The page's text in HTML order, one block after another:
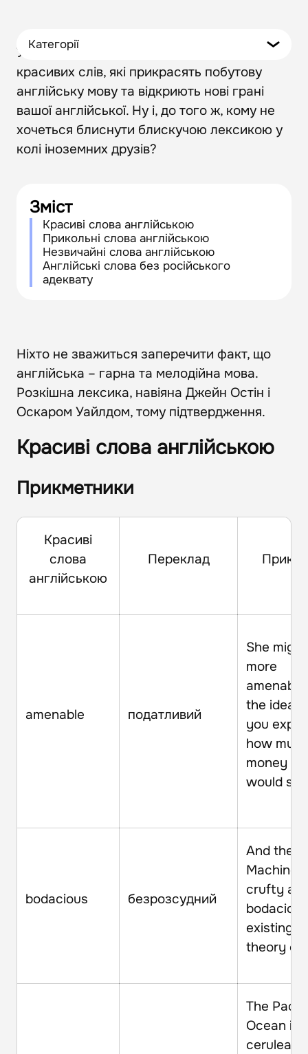
Категорії
У нашій статті ми зібрали для вас топ 100
красивих слів, які прикрасять побутову
англійську мову та відкриють нові грані
вашої англійської. Ну і, до того ж, кому не
хочеться блиснути блискучою лексикою у
колі іноземних друзів?
Зміст
Красиві слова англійською
Прикольні слова англійською
Незвичайні слова англійською
Англійські слова без російського
адеквату
Ніхто не зважиться заперечити факт, що
англійська – гарна та мелодійна мова.
Розкішна лексика, навіяна Джейн Остін і
Оскаром Уайлдом, тому підтвердження.
Красиві слова англійською
Прикметники
Красиві
слова
англійською
Переклад
amenable податливий
She
more
the idea if
you
how
money it
would
bodacious безрозсудний
And the
Machine
crufty
existing in
theory
The
Ocean is
cerulean